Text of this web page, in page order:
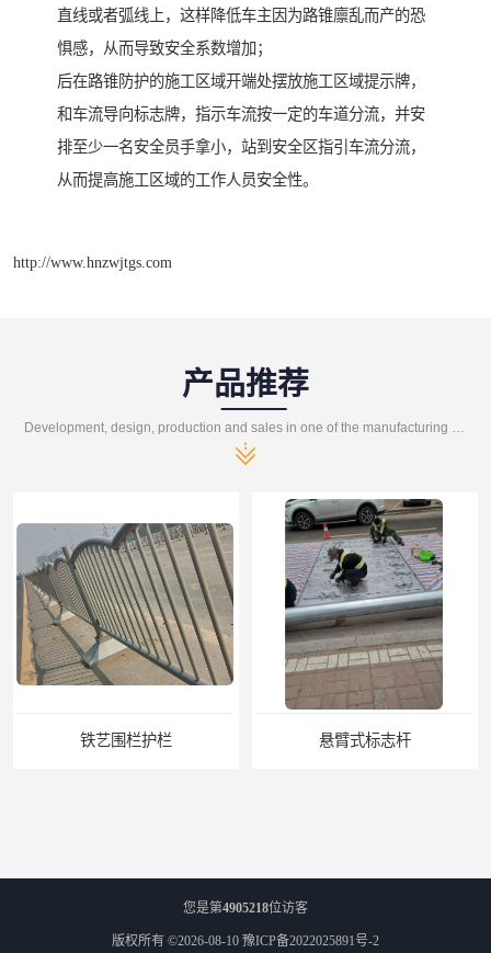
直线或者弧线上，这样降低车主因为路锥廪乱而产的恐
惧感，从而导致安全系数增加；
后在路锥防护的施工区域开端处摆放施工区域提示牌，
和车流导向标志牌，指示车流按一定的车道分流，并安
排至少一名安全员手拿小，站到安全区指引车流分流，
从而提高施工区域的工作人员安全性。
http://www.hnzwjtgs.com
产品推荐
铁艺围栏护栏 悬臂式标志杆
您是第4905218位访客
版权所有 ©2026-08-10 豫ICP备2022025891号-2